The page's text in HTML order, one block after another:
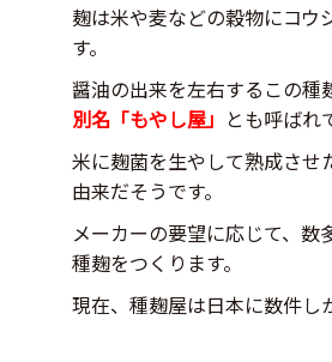
麹は米や麦などの穀物にコ
す。
醤油の出来を左右するこの種
別名「もやし屋」 とも呼ばれ
米に麹菌を生やして熟成させ
由来だそうです。
メーカーの要望に応じて、
種麹をつくります。
現在、種麹屋は日本に数件し